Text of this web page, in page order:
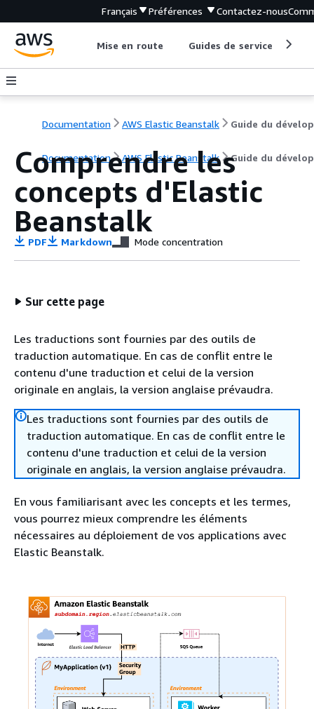
Français Préférences Contactez-nous
Mise en route Guides de service
Documentation AWS Elastic Beanstalk
Documentation AWS Elastic Beanstalk Guide du
Comprendre les
concepts d'Elastic
Beanstalk
PDF Markdown Mode concentration
Sur cette page
Les traductions sont fournies par des outils de
traduction automatique. En cas de conflit entre le
contenu d'une traduction et celui de la version
originale en anglais, la version anglaise prévaudra.
Les traductions sont fournies par des outils de
traduction automatique. En cas de conflit entre le
contenu d'une traduction et celui de la version
originale en anglais, la version anglaise prévaudra.
En vous familiarisant avec les concepts et les termes,
vous pourrez mieux comprendre les éléments
nécessaires au déploiement de vos applications avec
Elastic Beanstalk.